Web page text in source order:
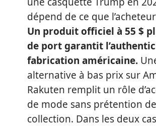
dépend de ce que
Un produit officiel à 55 $
de port garantit
fabrication américaine.
alternative à bas prix sur
Rakuten remplit un rôle
de mode sans prétention de
collection. Dans les deux